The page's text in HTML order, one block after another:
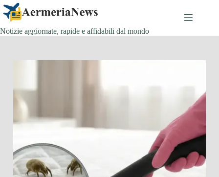
Salta
al
contenuto
Notizie aggiornate, rapide e affidabili dal mondo